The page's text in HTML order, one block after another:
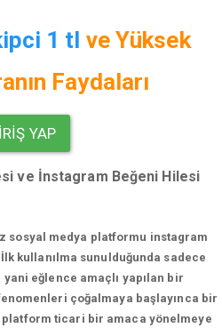
1 tl ve Yüksek
Faydaları
YAP
ve İnstagram Beğeni Hilesi
sosyal medya platformu instagram
İlk kullanılma sunulduğunda sadece
eğlence amaçlı yapılan bir
çoğalmaya başlayınca bir
platform ticari bir amaca yönelmeye